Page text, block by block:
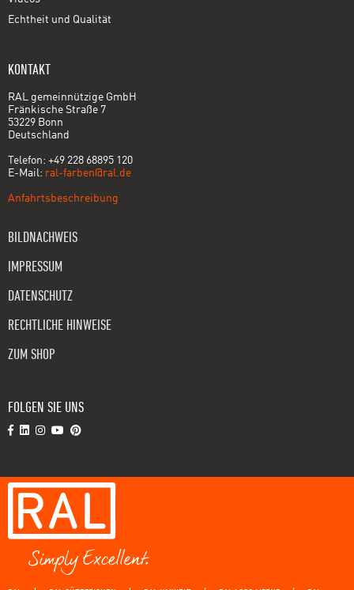
Echtheit und Qualität
KONTAKT
RAL gemeinnützige GmbH
Fränkische Straße 7
53229 Bonn
Deutschland
Telefon: +49 228 68895 120
E-Mail: ral-farben@ral.de
Anfahrtsbeschreibung
BILDNACHWEIS
IMPRESSUM
DATENSCHUTZ
RECHTLICHE HINWEISE
ZUM SHOP
FOLGEN SIE UNS